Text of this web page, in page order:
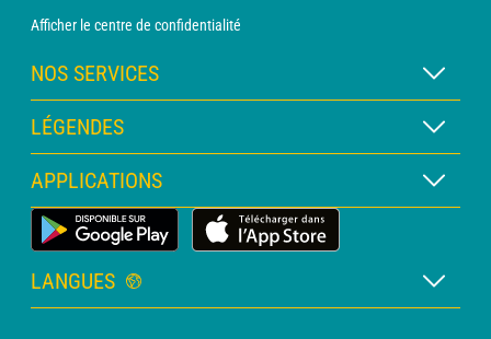
Afficher le centre de confidentialité
NOS SERVICES
Abonnement METEO Xpert
Abonnement METEO PRO
Consultation avec un prévisionniste
Bulletin PRO
LÉGENDES
Légende des cartes
Légende des pictogrammes
Glossaire
APPLICATIONS
Application Météo Terrestre
LANGUES